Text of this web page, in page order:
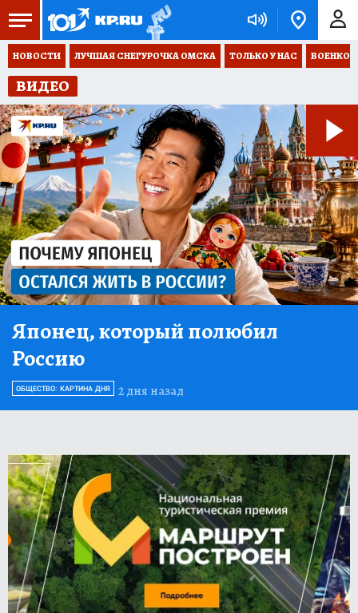
НОВОСТИ ЛУЧШАЯ СНЕГУРОЧКА ОМСКА ТОЛЬКО У НАС
ВИДЕО
Японец, который полюбил
Россию
2 дня назад
ОБЩЕСТВО: КАРТИНА ДНЯ